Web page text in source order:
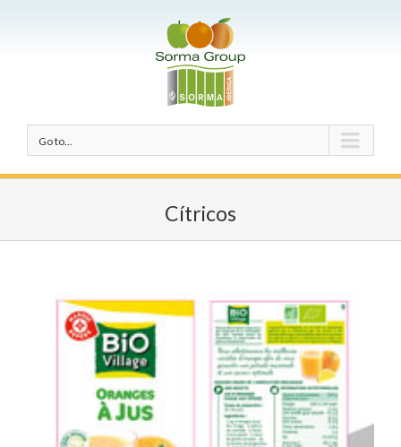
Go to...
Cítricos